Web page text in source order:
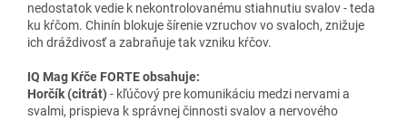
nedostatok vedie k nekontrolovanému stiahnutiu svalov - teda
ku kŕčom. Chinín blokuje šírenie vzruchov vo svaloch, znižuje
ich dráždivosť a zabraňuje tak vzniku kŕčov.
IQ Mag Kŕče FORTE obsahuje:
Horčík (citrát) - kľúčový pre komunikáciu medzi nervami a
svalmi, prispieva k správnej činnosti svalov a nervového